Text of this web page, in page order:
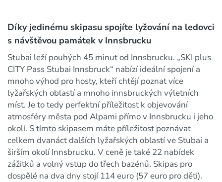
Díky jedinému skipasu spojíte lyžování na ledovci
s návštěvou památek v Innsbrucku
Stubai leží pouhých 45 minut od Innsbrucku. „SKI plus
CITY Pass Stubai Innsbruck“ nabízí ideální spojení a
mnoho výhod pro hosty, kteří chtějí poznat více
lyžařských oblastí a mnoho innsbruckých výletních
míst. Je to tedy perfektní příležitost k objevování
atmosféry města pod Alpami přímo v Innsbrucku i jeho
okolí. S tímto skipasem máte příležitost poznávat
celkem dvanáct dalších lyžařských oblastí ve Stubai a
širším okolí Innsbrucku. V ceně je také 22 nabídek
zážitků a volný vstup do třech bazénů. Skipas pro
dospělé na dva dny stojí 114 euro (57 euro pro děti).